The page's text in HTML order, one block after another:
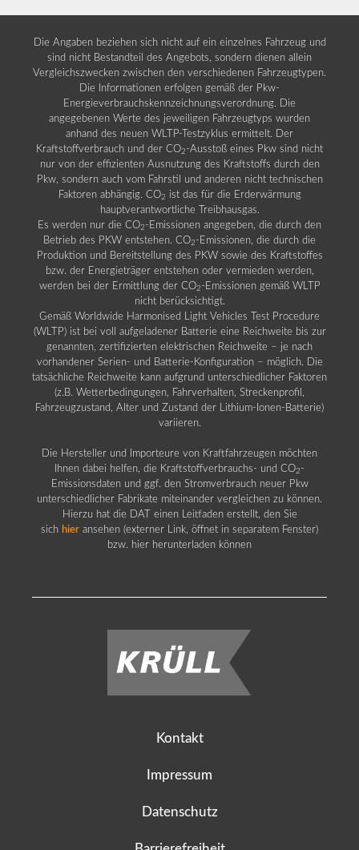
Die Angaben beziehen sich nicht auf ein einzelnes Fahrzeug und
sind nicht Bestandteil des Angebots, sondern dienen allein
Vergleichszwecken zwischen den verschiedenen Fahrzeugtypen.
Die Informationen erfolgen gemäß der Pkw-
Energieverbrauchskennzeichnungsverordnung. Die
angegebenen Werte des jeweiligen Fahrzeugtyps wurden
anhand des neuen WLTP-Testzyklus ermittelt. Der
Kraftstoffverbrauch und der CO2 -Ausstoß eines Pkw sind nicht
nur von der effizienten Ausnutzung des Kraftstoffs durch den
Pkw, sondern auch vom Fahrstil und anderen nicht technischen
Faktoren abhängig. CO2 ist das für die Erderwärmung
hauptverantwortliche Treibhausgas.
Es werden nur die CO2 -Emissionen angegeben, die durch den
Betrieb des PKW entstehen. CO2 -Emissionen, die durch die
Produktion und Bereitstellung des PKW sowie des Kraftstoffes
bzw. der Energieträger entstehen oder vermieden werden,
werden bei der Ermittlung der CO2 -Emissionen gemäß WLTP
nicht berücksichtigt.
Gemäß Worldwide Harmonised Light Vehicles Test Procedure
(WLTP) ist bei voll aufgeladener Batterie eine Reichweite bis zur
genannten, zertifizierten elektrischen Reichweite – je nach
vorhandener Serien- und Batterie-Konfiguration – möglich. Die
tatsächliche Reichweite kann aufgrund unterschiedlicher Faktoren
(z.B. Wetterbedingungen, Fahrverhalten, Streckenprofil,
Fahrzeugzustand, Alter und Zustand der Lithium-Ionen-Batterie)
variieren.
Die Hersteller und Importeure von Kraftfahrzeugen möchten
Ihnen dabei helfen, die Kraftstoffverbrauchs- und CO2 -
Emissionsdaten und ggf. den Stromverbrauch neuer Pkw
unterschiedlicher Fabrikate miteinander vergleichen zu können.
Hierzu hat die DAT einen Leitfaden erstellt, den Sie
sich hier ansehen (externer Link, öffnet in separatem Fenster)
bzw. hier herunterladen können
Kontakt
Impressum
Datenschutz